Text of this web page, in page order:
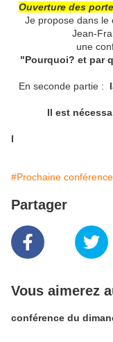
Ouverture des
Je propose dans le
Jean-
une
"Pourquoi? et par
En seconde partie :
Il est
l
#Prochaine conférence
Partager
Vous aimerez
conférence du